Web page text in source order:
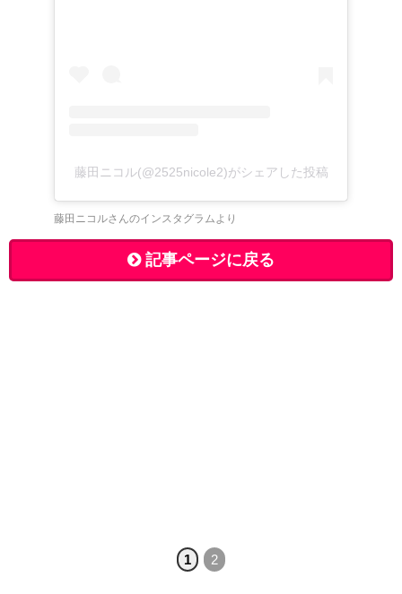
藤田ニコル(@2525nicole2)がシェアした投稿
藤田ニコルさんのインスタグラムより
記事ページに戻る
1 2